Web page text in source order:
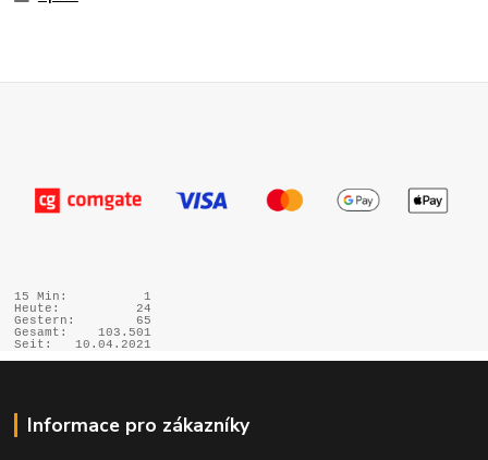
15 Min:
1
Heute:
24
Gestern:
65
Gesamt:
103.501
Seit:
10.04.2021
Informace pro zákazníky